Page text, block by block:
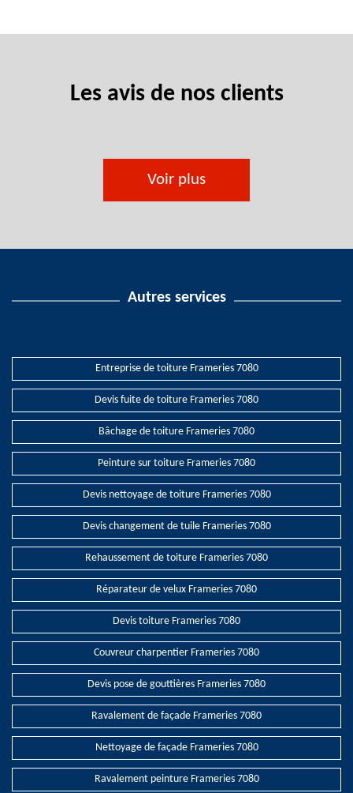
Les avis de nos clients
Voir plus
Autres services
Entreprise de toiture Frameries 7080
Devis fuite de toiture Frameries 7080
Bâchage de toiture Frameries 7080
Peinture sur toiture Frameries 7080
Devis nettoyage de toiture Frameries 7080
Devis changement de tuile Frameries 7080
Rehaussement de toiture Frameries 7080
Réparateur de velux Frameries 7080
Devis toiture Frameries 7080
Couvreur charpentier Frameries 7080
Devis pose de gouttières Frameries 7080
Ravalement de façade Frameries 7080
Nettoyage de façade Frameries 7080
Ravalement peinture Frameries 7080